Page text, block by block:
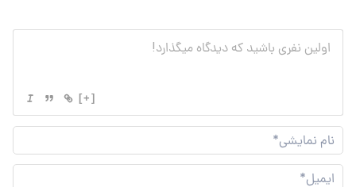
[+]
نام